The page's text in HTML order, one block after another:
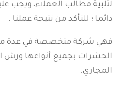
لتلبية مطالب العملاء، ويجب
دائما ؛ للتأكد من نتيجة عملنا .
فهي شركة متخصصة في عدة
الحشرات بجميع أنواعها ورش
المجاري.